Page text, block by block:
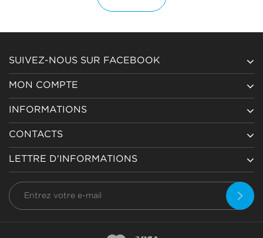
SUIVEZ-NOUS SUR FACEBOOK
MON COMPTE
INFORMATIONS
CONTACTS
LETTRE D'INFORMATIONS